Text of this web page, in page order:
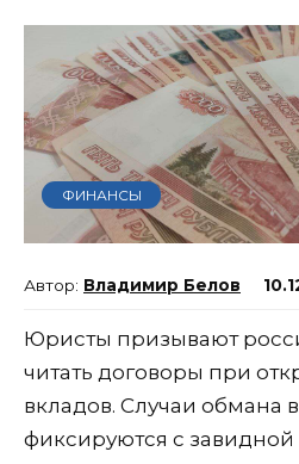
ФИНАНСЫ
Владимир Белов
Юристы призывают
читать договоры при
вкладов. Случаи обмана
фиксируются с завидной